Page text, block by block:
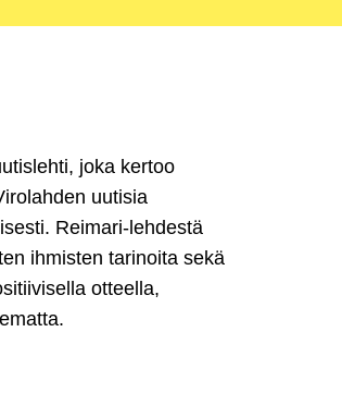
joka kertoo
uutisia
Reimari-lehdestä
ihmisten tarinoita sekä
otteella,